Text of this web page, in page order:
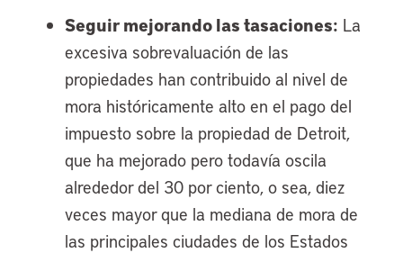
Seguir mejorando las tasaciones: La
excesiva sobrevaluación de las
propiedades han contribuido al nivel de
mora históricamente alto en el pago del
impuesto sobre la propiedad de Detroit,
que ha mejorado pero todavía oscila
alrededor del 30 por ciento, o sea, diez
veces mayor que la mediana de mora de
las principales ciudades de los Estados